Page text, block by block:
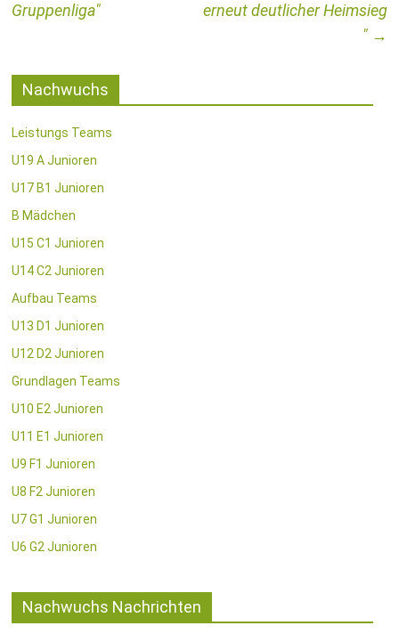
Gruppenliga
erneut deutlicher Heimsieg
→
Nachwuchs
Leistungs Teams
U19 A Junioren
U17 B1 Junioren
B Mädchen
U15 C1 Junioren
U14 C2 Junioren
Aufbau Teams
U13 D1 Junioren
U12 D2 Junioren
Grundlagen Teams
U10 E2 Junioren
U11 E1 Junioren
U9 F1 Junioren
U8 F2 Junioren
U7 G1 Junioren
U6 G2 Junioren
Nachwuchs Nachrichten